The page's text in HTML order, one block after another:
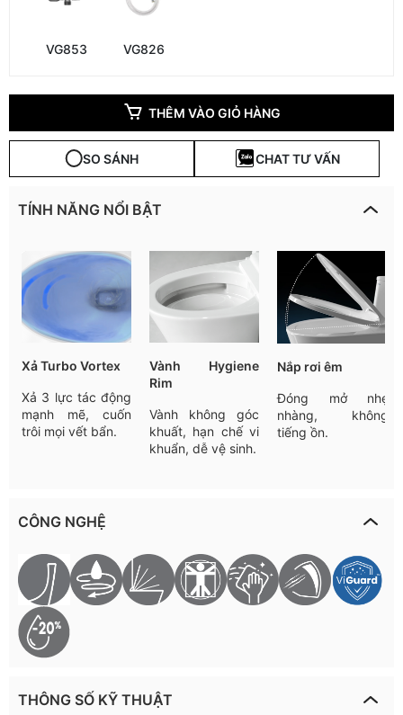
VG853 VG826
THÊM VÀO GIỎ HÀNG
SO SÁNH CHAT TƯ VẤN
TÍNH NĂNG NỔI BẬT
Xả Turbo Vortex
Xả 3 lực tác động
mạnh mẽ, cuốn
trôi mọi vết bẩn.
Vành Hygiene
Rim
Vành không góc
khuất, hạn chế vi
khuẩn, dễ vệ sinh.
Nắp rơi êm
Đóng mở nhẹ
nhàng, không
tiếng ồn.
CÔNG NGHỆ
THÔNG SỐ KỸ THUẬT